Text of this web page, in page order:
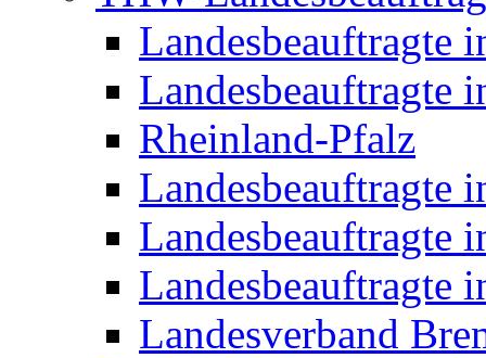
Landesbeauftragte
Landesbeauftragte
Rheinland-Pfalz
Landesbeauftragte
Landesbeauftragte
Landesbeauftragte
Landesverband